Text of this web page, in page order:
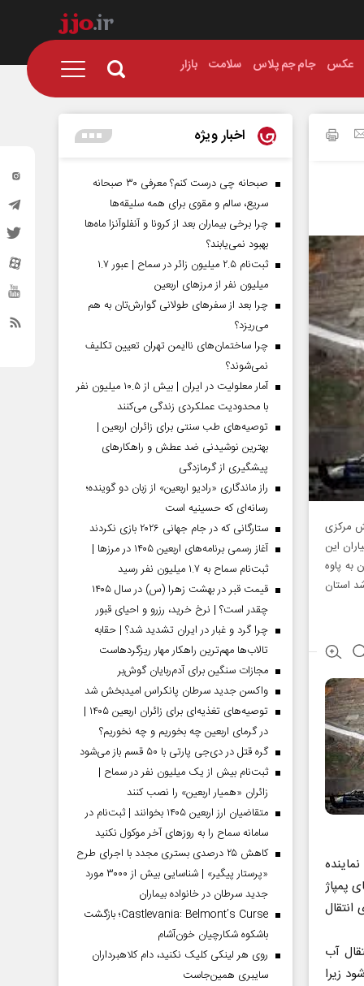
عکس جام جم پلاس سلامت بازار
مرکزی
این
به پاوه
استان
پمپاژ
آب
زیرا
اخبار ویژه
صبحانه چی درست کنم؟ معرفی ۳۰ صبحانه
سریع، سالم و مقوی برای همه سلیقه‌ها
چرا برخی بیماران بعد از کرونا و آنفلوآنزا ماه‌ها
بهبود نمی‌یابند؟
ثبت‌نام ۲.۵ میلیون زائر در سماح | عبور ۱.۷
میلیون نفر از مرز‌های اربعین
چرا بعد از سفرهای طولانی گوارش‌تان به هم
می‌ریزد؟
چرا ساختمان‌های ناایمن تهران تعیین تکلیف
نمی‌شوند؟
آمار معلولیت در ایران | بیش از ۱۰.۵ میلیون نفر
با محدودیت عملکردی زندگی می‌کنند
توصیه‌های طب سنتی برای زائران اربعین |
بهترین نوشیدنی ضد عطش و راهکارهای
پیشگیری از گرمازدگی
راز ماندگاری «رادیو اربعین» از زبان دو گوینده؛
رسانه‌ای که حسینیه است
ستارگانی که در جام جهانی ۲۰۲۶ بازی نکردند
آغاز رسمی برنامه‌های اربعین ۱۴۰۵ در مرز‌ها |
ثبت‌نام سماح به ۱.۷ میلیون نفر رسید
قیمت قبر در بهشت زهرا (س) در سال ۱۴۰۵
چقدر است؟ | نرخ خرید، رزرو و احیای قبور
چرا گرد و غبار در ایران تشدید شد؟ | حقابه
تالاب‌ها مهم‌ترین راهکار مهار ریزگردهاست
مجازات سنگین برای آدم‌ربایان گوش‌بر
واکسن جدید سرطان پانکراس امیدبخش شد
توصیه‌های تغذیه‌ای برای زائران اربعین ۱۴۰۵ |
در گرمای اربعین چه بخوریم و چه نخوریم؟
گره قتل در دی‌جی پارتی با ۵۰ قسم باز می‌شود
ثبت‌نام بیش از یک میلیون نفر در سماح |
زائران «همیار اربعین» را نصب کنند
متقاضیان ارز اربعین ۱۴۰۵ بخوانند | ثبت‌نام در
سامانه سماح را به روز‌های آخر موکول نکنید
کاهش ۲۵ درصدی بستری مجدد با اجرای طرح
«پرستار پیگیر» | شناسایی بیش از ۳۰۰۰ مورد
جدید سرطان در خانواده بیماران
Castlevania: Belmont’s Curse؛ بازگشت
باشکوه شکارچیان خون‌آشام
روی هر لینکی کلیک نکنید، دام کلاهبرداران
سایبری همین‌جاست